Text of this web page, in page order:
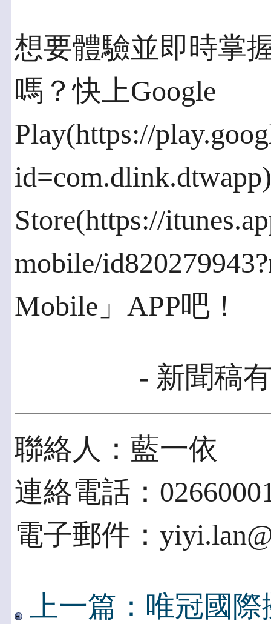
想要體驗並即時掌
嗎？快上Google
Play(https://
Store(https://
mobile/
Mobile」APP吧！
- 新聞稿
聯絡人：藍一依
連絡電話：
電子郵件：
上一篇：唯冠國